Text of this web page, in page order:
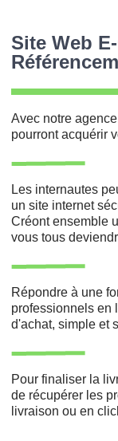
Site Web
Avec notre
pourront acquérir
Les internautes
un site internet
Créont ensemble
vous tous
Répondre à une
professionnels en
d'achat, simple et
Pour finaliser la
de récupérer les
livraison ou en